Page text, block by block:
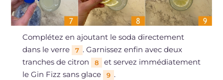
Complétez en ajoutant le soda directement
dans le verre
7 . Garnissez enfin avec deux
tranches de citron
8
et servez immédiatement
le Gin Fizz sans glace
9 .